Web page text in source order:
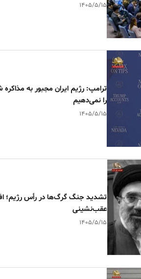
۱۴۰۵/۵/۱۵
ترامپ: رژیم ایران مجبور به
را نمی‌دهیم
۱۴۰۵/۵/۱۵
تشدید جنگ گرگ‌ها در رأس رژیم؛
عقب‌نشینی
۱۴۰۵/۵/۱۵